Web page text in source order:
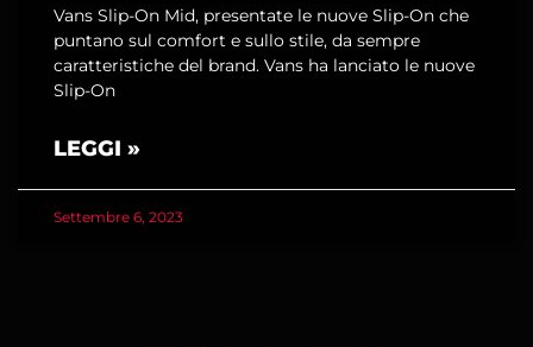
Vans Slip-On Mid, presentate le nuove Slip-On che
puntano sul comfort e sullo stile, da sempre
caratteristiche del brand. Vans ha lanciato le nuove
Slip-On
LEGGI »
Settembre 6, 2023